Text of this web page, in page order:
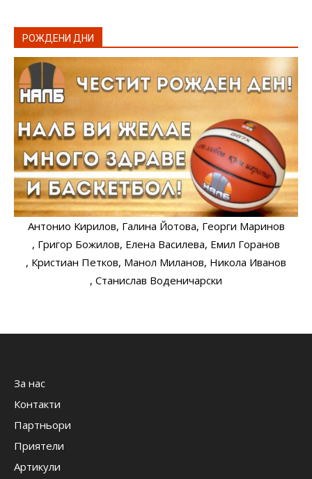
РОЖДЕНИ ДНИ
Антонио Кирилов, Галина Йотова, Георги Маринов
, Григор Божилов, Елена Василева, Емил Горанов
, Кристиан Петков, Манол Миланов, Никола Иванов
, Станислав Воденичарски
За нас
Контакти
Партньори
Приятели
Артикули